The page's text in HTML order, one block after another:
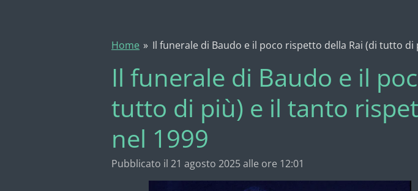
Home » Il funerale di Baudo e il poco rispetto della Rai (di tutto
Il funerale di Baudo e il
tutto di più) e il tanto
nel 1999
Pubblicato il 21 agosto 2025 alle ore 12:01